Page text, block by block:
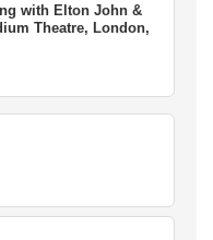
with Elton John &
Theatre, London,